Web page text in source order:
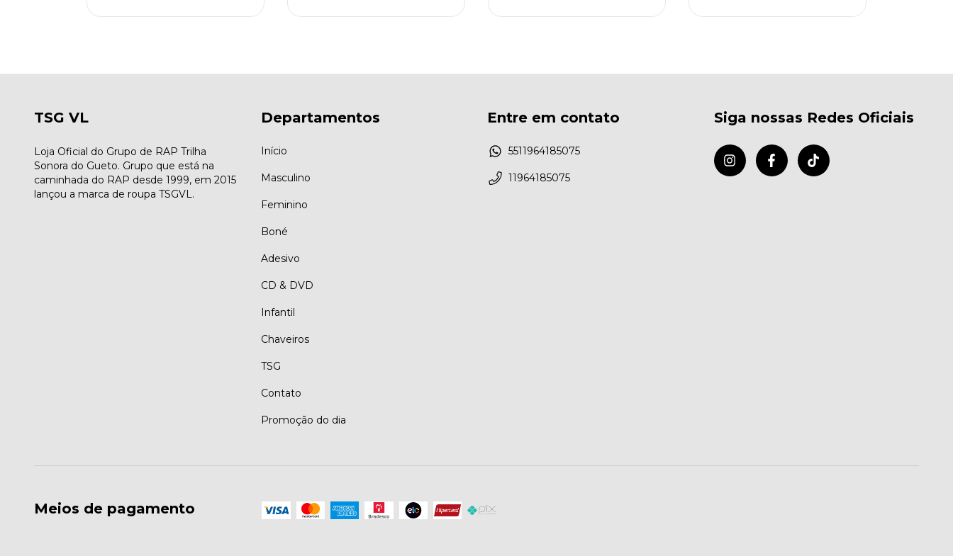
TSG VL
Loja Oficial do Grupo de RAP Trilha
Sonora do Gueto. Grupo que está na
caminhada do RAP desde 1999, em 2015
lançou a marca de roupa TSGVL.
Departamentos
Início
Masculino
Feminino
Boné
Adesivo
CD & DVD
Infantil
Chaveiros
TSG
Contato
Promoção do dia
Entre em contato
5511964185075
11964185075
Siga nossas Redes Oficiais
Meios de pagamento